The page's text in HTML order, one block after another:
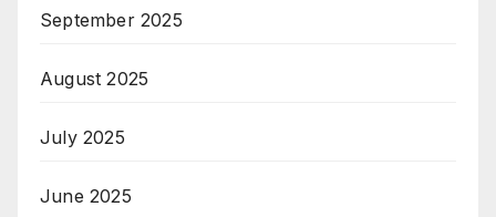
September 2025
August 2025
July 2025
June 2025